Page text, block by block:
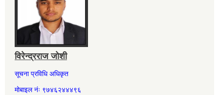
विरेन्द्रराज जोशी
सूचना प्रविधि अधिकृत
मोबाइल नंः ९७४६२४४४९६